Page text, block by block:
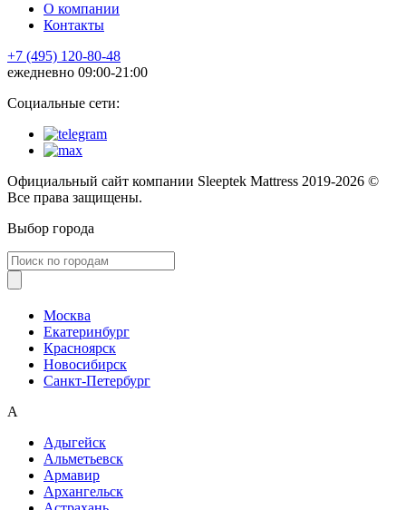
О компании
Контакты
+7 (495) 120-80-48
ежедневно 09:00-21:00
Социальные сети:
Официальный сайт компании Sleeptek Mattress 2019-2026 ©
Все права защищены.
Выбор города
Москва
Екатеринбург
Красноярск
Новосибирск
Санкт-Петербург
А
Адыгейск
Альметьевск
Армавир
Архангельск